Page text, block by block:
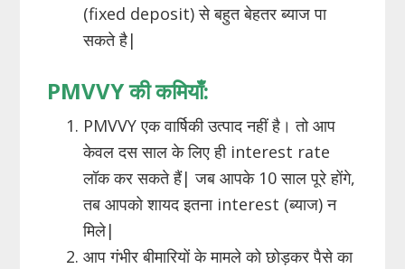
(fixed deposit) से बहुत बेहतर ब्याज पा
सकते है|
PMVVY की कमियाँ:
PMVVY एक वार्षिकी उत्पाद नहीं है। तो आप
केवल दस साल के लिए ही interest rate
लॉक कर सकते हैं| जब आपके 10 साल पूरे होंगे,
तब आपको शायद इतना interest (ब्याज) न
मिले|
आप गंभीर बीमारियों के मामले को छोड़कर पैसे का